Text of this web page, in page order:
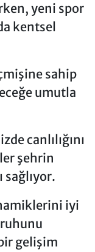
yeni spor
kentsel
sahip
umutla
canlılığını
şehrin
sağlıyor.
iyi
gelişim